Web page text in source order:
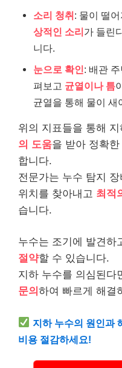
소리 청취: 물이 떨
상적인 소리가 들린
니다.
눈으로 확인: 배관
펴보고 균열이나 틈
균열을 통해 물이 새
위의 지표들을 통해
의 도움을 받아 정확
합니다.
전문가는 누수 탐지
위치를 찾아내고 최적
습니다.
누수는 조기에 발견하
절약할 수 있습니다.
지하 누수를 의심된다
문의 하여 빠르게 해결
지하 누수의 원인과
비용 절감하세요!